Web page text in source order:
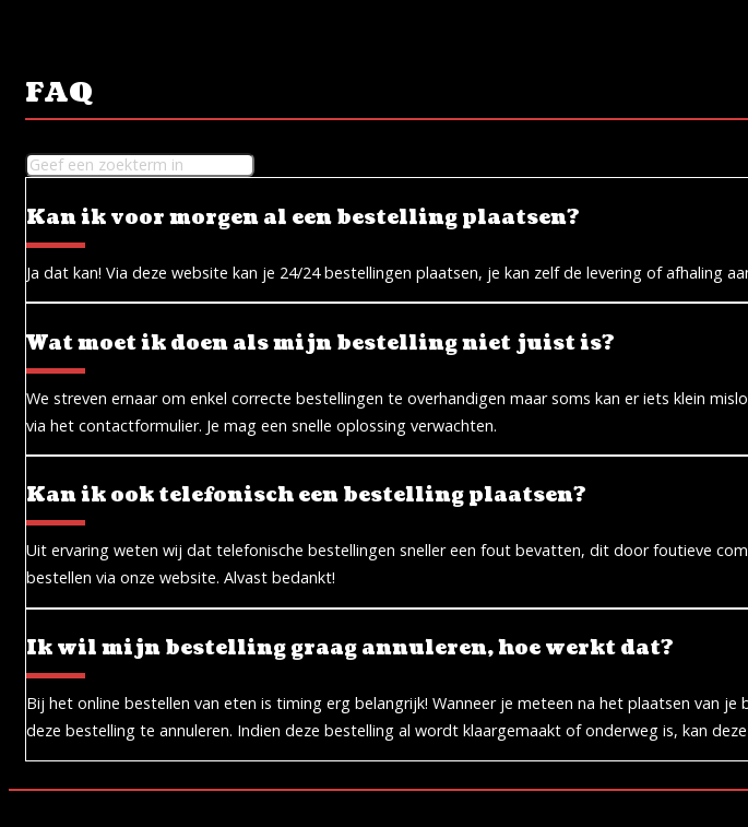
FAQ
Kan ik voor morgen al een bestelling plaatsen?
Ja dat kan! Via deze website kan je 24/24 bestellingen plaatsen, je kan zelf de levering of afhaling
Wat moet ik doen als mijn bestelling niet juist is?
We streven ernaar om enkel correcte bestellingen te overhandigen maar soms kan er iets klein
via het contactformulier. Je mag een snelle oplossing verwachten.
Kan ik ook telefonisch een bestelling plaatsen?
Uit ervaring weten wij dat telefonische bestellingen sneller een fout bevatten, dit door foutieve
bestellen via onze website. Alvast bedankt!
Ik wil mijn bestelling graag annuleren, hoe werkt dat?
Bij het online bestellen van eten is timing erg belangrijk! Wanneer je meteen na het plaatsen van
deze bestelling te annuleren. Indien deze bestelling al wordt klaargemaakt of onderweg is, kan